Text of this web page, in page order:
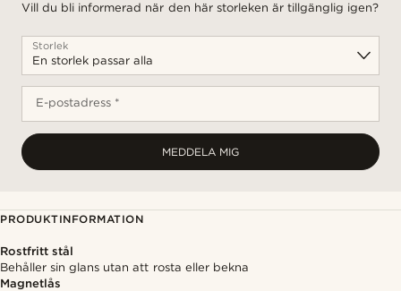
Vill du bli informerad när den här storleken är tillgänglig igen?
Storlek
E-postadress *
MEDDELA MIG
PRODUKTINFORMATION
Rostfritt stål
Behåller sin glans utan att rosta eller bekna
Magnetlås